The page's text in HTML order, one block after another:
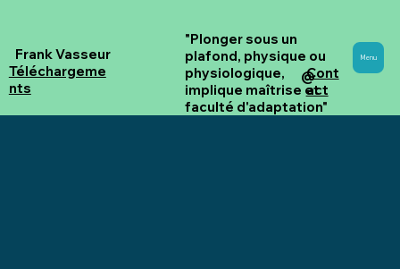
Cont
act
@
Frank Vasseur
"Plonger sous un
plafond, physique ou
physiologique,
implique maîtrise et
faculté d'adaptation"
Menu
Téléchargeme
nts